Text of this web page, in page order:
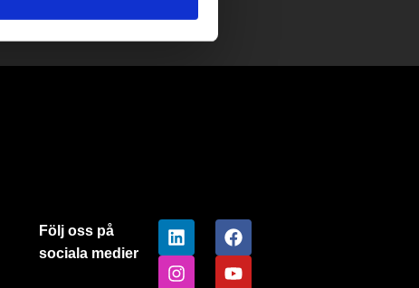
Följ oss på
sociala medier